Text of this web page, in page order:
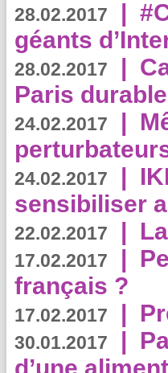
28.02.2017 |
géants
28.02.2017 |
Paris
24.02.2017 |
24.02.2017 |
sensibiliser
22.02.2017 |
17.02.2017 |
français ?
17.02.2017 |
30.01.2017 |